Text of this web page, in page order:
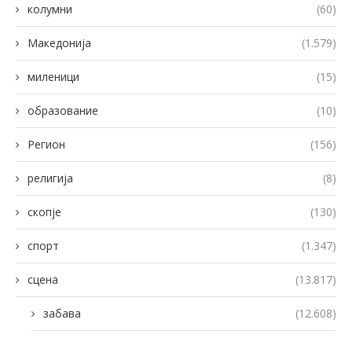
колумни (60)
Македонија (1.579)
миленици (15)
образование (10)
Регион (156)
религија (8)
скопје (130)
спорт (1.347)
сцена (13.817)
забава (12.608)